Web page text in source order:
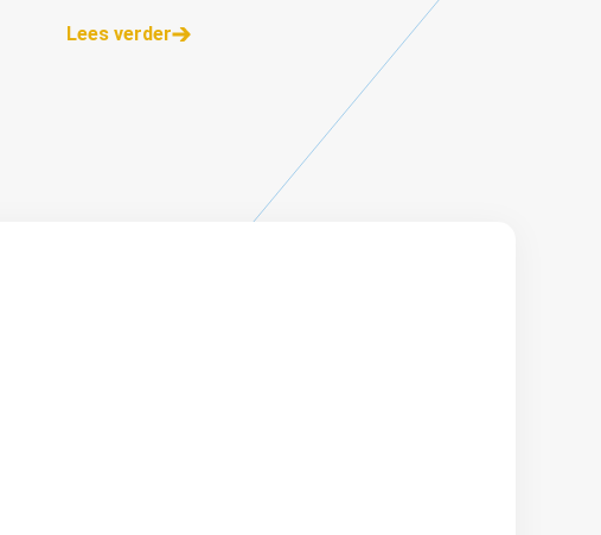
mooie gelegenheid om met de deelnemers in gesprek
te gaan over onze bedrijfsresultaten. Rik Ledder
Lees verder